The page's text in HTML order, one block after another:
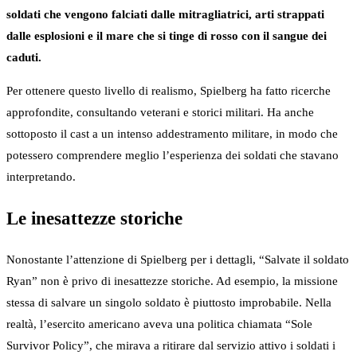
soldati che vengono falciati dalle mitragliatrici, arti strappati
dalle esplosioni e il mare che si tinge di rosso con il sangue dei
caduti.
Per ottenere questo livello di realismo, Spielberg ha fatto ricerche
approfondite, consultando veterani e storici militari. Ha anche
sottoposto il cast a un intenso addestramento militare, in modo che
potessero comprendere meglio l’esperienza dei soldati che stavano
interpretando.
Le inesattezze storiche
Nonostante l’attenzione di Spielberg per i dettagli, “Salvate il soldato
Ryan” non è privo di inesattezze storiche. Ad esempio, la missione
stessa di salvare un singolo soldato è piuttosto improbabile. Nella
realtà, l’esercito americano aveva una politica chiamata “Sole
Survivor Policy”, che mirava a ritirare dal servizio attivo i soldati i